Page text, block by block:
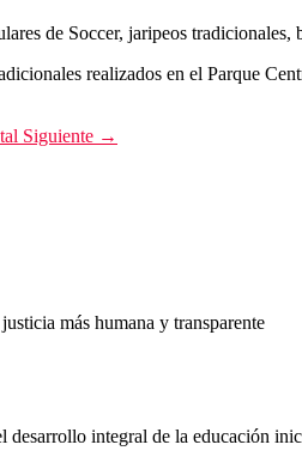
de Soccer, jaripeos
realizados en el Parque
Siguiente →
más humana y transparente
desarrollo integral de la educación